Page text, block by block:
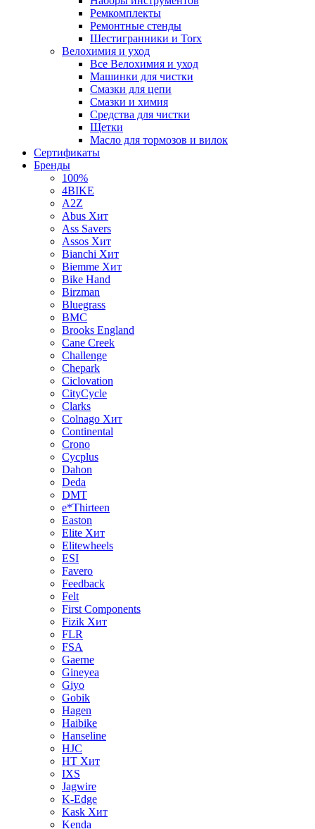
Ремкомплекты
Ремонтные стенды
Шестигранники и Torx
Велохимия и уход
Все Велохимия и уход
Машинки для чистки
Смазки для цепи
Смазки и химия
Средства для чистки
Щетки
Масло для тормозов и вилок
Сертификаты
Бренды
100%
4BIKE
A2Z
Abus Хит
Ass Savers
Assos Хит
Bianchi Хит
Biemme Хит
Bike Hand
Birzman
Bluegrass
BMC
Brooks England
Cane Creek
Challenge
Chepark
Ciclovation
CityCycle
Clarks
Colnago Хит
Continental
Crono
Cycplus
Dahon
Deda
DMT
e*Thirteen
Easton
Elite Хит
Elitewheels
ESI
Favero
Feedback
Felt
First Components
Fizik Хит
FLR
FSA
Gaerne
Gineyea
Giyo
Gobik
Hagen
Haibike
Hanseline
HJC
HT Хит
IXS
Jagwire
K-Edge
Kask Хит
Kenda